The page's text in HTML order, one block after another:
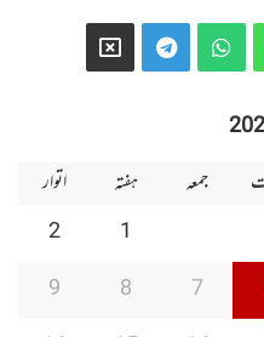
WhatsApp
Telegram
X
جمعہ ہفتہ
اتوار
1
2
7
8
9